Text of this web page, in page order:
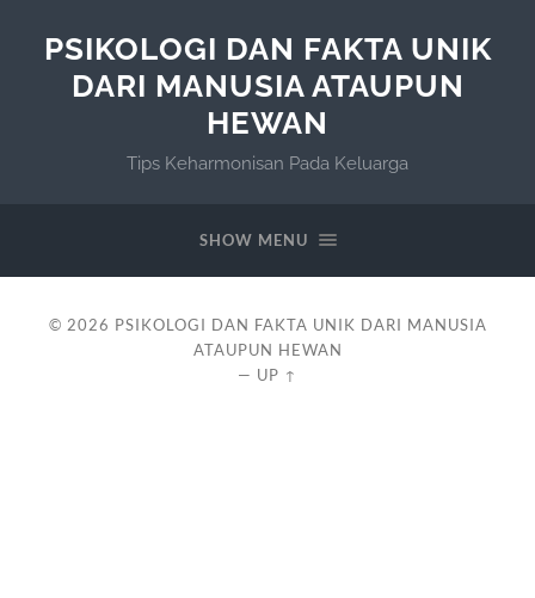
PSIKOLOGI DAN FAKTA UNIK
DARI MANUSIA ATAUPUN
HEWAN
Tips Keharmonisan Pada Keluarga
SHOW MENU
© 2026 PSIKOLOGI DAN FAKTA UNIK DARI MANUSIA
ATAUPUN HEWAN
— UP ↑